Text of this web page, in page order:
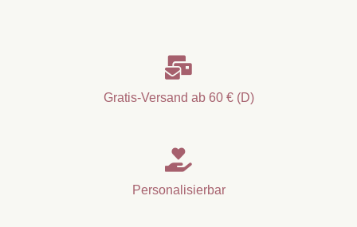

Gratis-Versand ab 60 € (D)

Personalisierbar